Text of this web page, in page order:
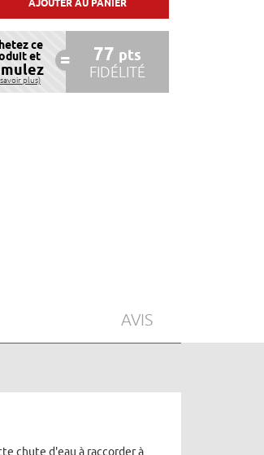
AJOUTER AU PANIER
ce
et
plus)
77 pts
FIDÉLITÉ
AVIS
chute d'eau à raccorder à